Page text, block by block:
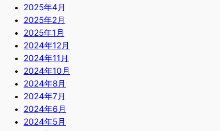
2025年4月
2025年2月
2025年1月
2024年12月
2024年11月
2024年10月
2024年8月
2024年7月
2024年6月
2024年5月